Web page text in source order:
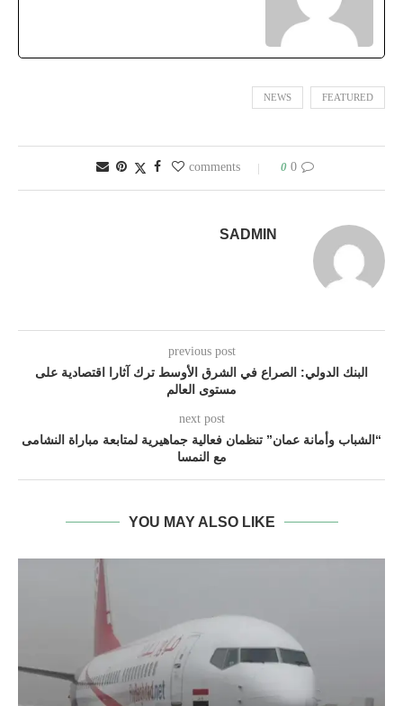
FEATURED
NEWS
0 comments
0
SADMIN
previous post
البنك الدولي: الصراع في الشرق الأوسط ترك آثارا اقتصادية على
مستوى العالم
next post
“الشباب وأمانة عمان” تنظمان فعالية جماهيرية لمتابعة مباراة النشامى
مع النمسا
YOU MAY ALSO LIKE